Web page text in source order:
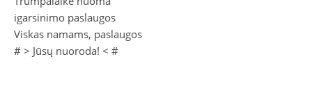
igarsinimo paslaugos
Viskas namams, paslaugos
# > Jūsų nuoroda! < #